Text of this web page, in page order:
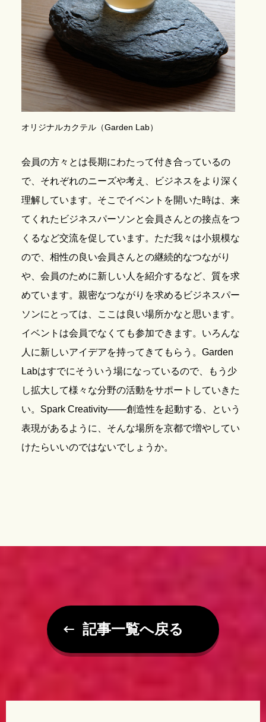
オリジナルカクテル（Garden Lab）
会員の方々とは長期にわたって付き合っているの
で、それぞれのニーズや考え、ビジネスをより深く
理解しています。そこでイベントを開いた時は、来
てくれたビジネスパーソンと会員さんとの接点をつ
くるなど交流を促しています。ただ我々は小規模な
ので、相性の良い会員さんとの継続的なつながり
や、会員のために新しい人を紹介するなど、質を求
めています。親密なつながりを求めるビジネスパー
ソンにとっては、ここは良い場所かなと思います。
イベントは会員でなくても参加できます。いろんな
人に新しいアイデアを持ってきてもらう。Garden
Labはすでにそういう場になっているので、もう少
し拡大して様々な分野の活動をサポートしていきた
い。Spark Creativity――創造性を起動する、という
表現があるように、そんな場所を京都で増やしてい
けたらいいのではないでしょうか。
記事一覧へ戻る